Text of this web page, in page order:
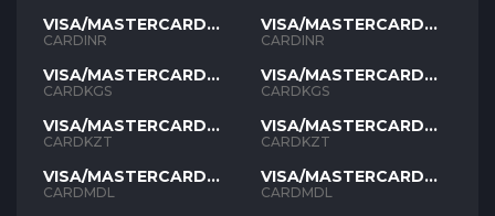
VISA/MASTERCARD
INR
CARDINR
VISA/MASTERCARD
KGS
CARDKGS
VISA/MASTERCARD
KZT
CARDKZT
VISA/MASTERCARD
MDL
CARDMDL
VISA/MASTERCARD
INR
CARDINR
VISA/MASTERCARD
KGS
CARDKGS
VISA/MASTERCARD
KZT
CARDKZT
VISA/MASTERCARD
MDL
CARDMDL